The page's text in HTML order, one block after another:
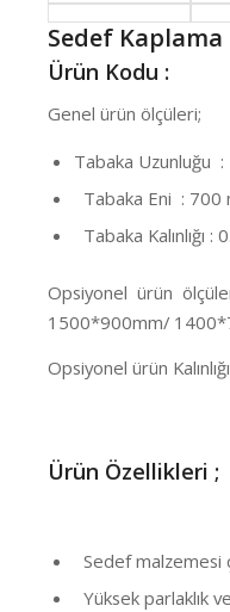
Sedef
Ürün Kodu :
Genel ürün ölçüleri;
Tabaka Uzunluğu
Tabaka Eni : 700
Tabaka Kalınlığı
Opsiyonel ürün
1500*900mm/
Opsiyonel ürün
Ürün Özellikleri ;
Sedef malzemesi
Yüksek parlaklık